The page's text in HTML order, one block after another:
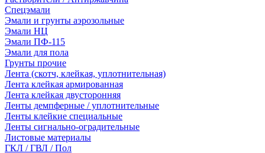
Спецэмали
Эмали и грунты аэрозольные
Эмали НЦ
Эмали ПФ-115
Эмали для пола
Грунты прочие
Лента (скотч, клейкая, уплотнительная)
Лента клейкая армированная
Лента клейкая двусторонняя
Ленты демпферные / уплотнительные
Ленты клейкие специальные
Ленты сигнально-оградительные
Листовые материалы
ГКЛ / ГВЛ / Пол